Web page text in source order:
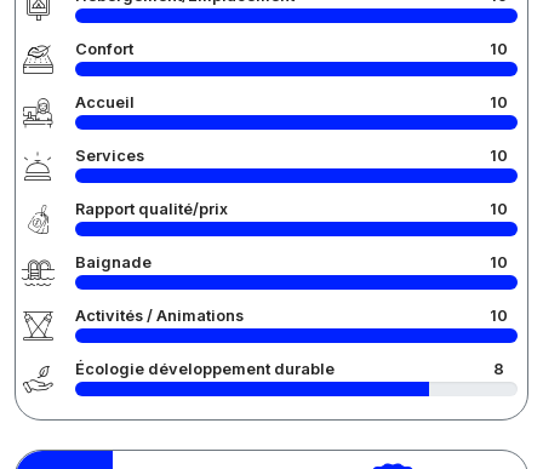
Confort 10
Accueil 10
Services 10
Rapport qualité/prix 10
Baignade 10
Activités / Animations 10
Écologie développement durable 8